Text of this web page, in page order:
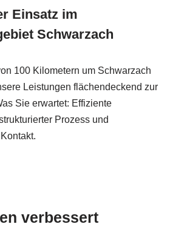
Einsatz im
Schwarzach
100 Kilometern um Schwarzach
Leistungen flächendeckend zur
Sie erwartet: Effiziente
Prozess und
verbessert